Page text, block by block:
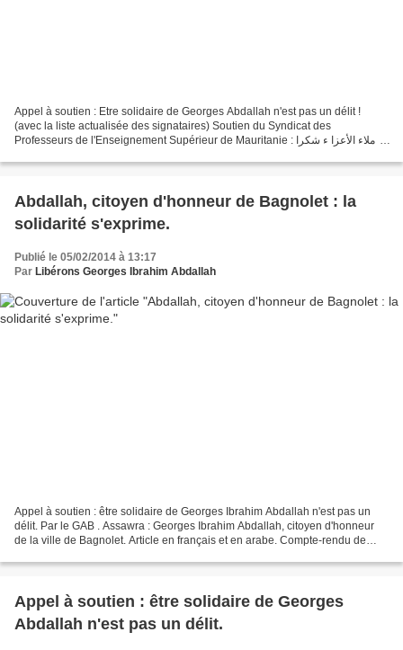
Appel à soutien : Etre solidaire de Georges Abdallah n'est pas un délit !
(avec la liste actualisée des signataires) Soutien du Syndicat des
Professeurs de l'Enseignement Supérieur de Mauritanie : الزملاء الأعزا ء شكرا
Abdallah, citoyen d'honneur de Bagnolet : la
solidarité s'exprime.
Publié le 05/02/2014 à 13:17
Par Libérons Georges Ibrahim Abdallah
Appel à soutien : être solidaire de Georges Ibrahim Abdallah n'est pas un
délit. Par le GAB . Assawra : Georges Ibrahim Abdallah, citoyen d'honneur
de la ville de Bagnolet. Article en français et en arabe. Compte-rendu de
Appel à soutien : être solidaire de Georges
Abdallah n'est pas un délit.